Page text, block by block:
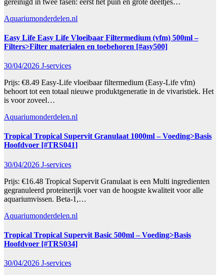
Aquariumonderdelen.nl
Easy Life Easy Life Vloeibaar Filtermedium (vfm) 500ml –
Filters>Filter materialen en toebehoren [#asy500]
30/04/2026 J-services
Prijs: €8.49 Easy-Life vloeibaar filtermedium (Easy-Life vfm)
behoort tot een totaal nieuwe produktgeneratie in de vivaristiek. Het
is voor zoveel…
Aquariumonderdelen.nl
Tropical Tropical Supervit Granulaat 1000ml – Voeding>Basis
Hoofdvoer [#TRS041]
30/04/2026 J-services
Prijs: €16.48 Tropical Supervit Granulaat is een Multi ingredienten
gegranuleerd proteinerijk voer van de hoogste kwaliteit voor alle
aquariumvissen. Beta-1,…
Aquariumonderdelen.nl
Tropical Tropical Supervit Basic 500ml – Voeding>Basis
Hoofdvoer [#TRS034]
30/04/2026 J-services